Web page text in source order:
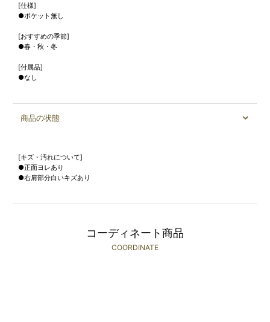
[仕様]
●ポケット無し
[おすすめの季節]
●春・秋・冬
[付属品]
●なし
商品の状態
[キズ・汚れについて]
●正面ヨレあり
●右肩部分白いキズあり
コーディネート商品
COORDINATE